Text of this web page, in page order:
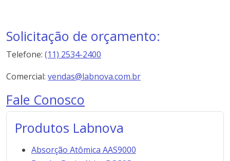
Solicitação de orçamento:
Telefone: (11) 2534-2400
Comercial: vendas@labnova.com.br
Fale Conosco
Produtos Labnova
Absorção Atômica AAS9000